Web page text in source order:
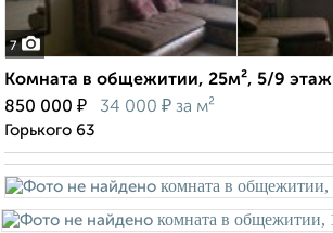
7
Комната в общежитии, 25м², 5/9 этаж
850 000 ₽ 34 000 ₽ за м²
Горького 63